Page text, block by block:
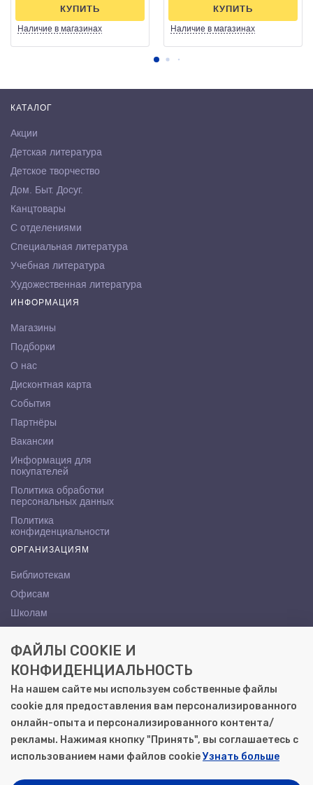
Наличие в магазинах
КУПИТЬ
Наличие в магазинах
КУПИТЬ
КАТАЛОГ
Акции
Детская литература
Детское творчество
Дом. Быт. Досуг.
Канцтовары
С отделениями
Специальная литература
Учебная литература
Художественная литература
ИНФОРМАЦИЯ
Магазины
Подборки
О нас
Дисконтная карта
События
Партнёры
Вакансии
Информация для
покупателей
Политика обработки
персональных данных
Политика
конфиденциальности
ОРГАНИЗАЦИЯМ
Библиотекам
Офисам
Школам
КОНТАКТЫ
Саратов, ул. Осипова, 10А
+7 (8452) 72-65-65
gemera@moya-kniga.ru
ФАЙЛЫ COOKIE И
КОНФИДЕНЦИАЛЬНОСТЬ
На нашем сайте мы используем собственные файлы
cookie для предоставления вам персонализированного
онлайн-опыта и персонализированного контента/
рекламы. Нажимая кнопку "Принять", вы соглашаетесь с
использованием нами файлов cookieУзнать больше